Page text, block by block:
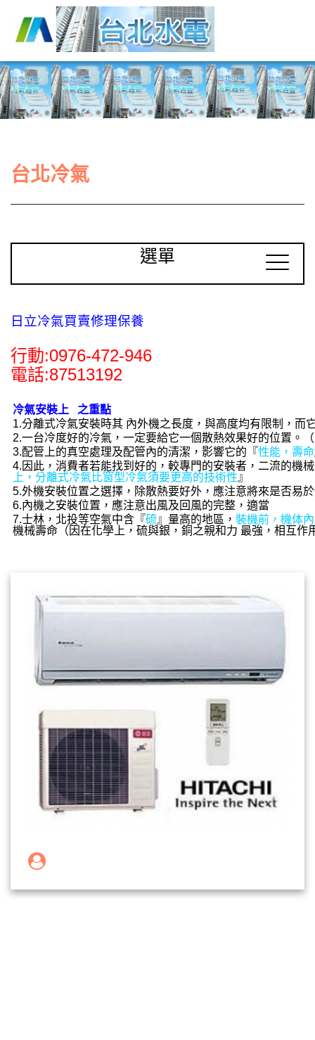
台北冷氣
選單
日立冷氣買賣修理保養
行動:0976-472-946
電話:87513192
冷氣安裝上 之重點
1.分離式冷氣安裝時其 內外機之長度，與高度均有限制，而
2.一台冷度好的冷氣，一定要給它一個散熱效果好的位置。
3.配管上的真空處理及配管內的清潔，影響它的『性能，壽命
4.因此，消費者若能找到好的，較專門的安裝者，二流的機
上，分離式冷氣比窗型冷氣須要更高的技術性 』
5.外機安裝位置之選擇，除散熱要好外，應注意將來是否易
6.內機之安裝位置，應注意出風及回風的完整，適當
7.士林，北投等空氣中含『硫』量高的地區， 裝機前，機体
機械壽命（因在化學上，硫與銀，銅之親和力 最強，相互作